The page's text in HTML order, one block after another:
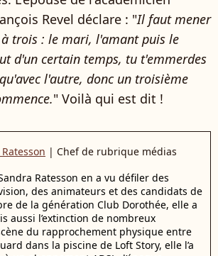
Revel déclare : "Il faut mener
trois : le mari, l'amant puis le
d'un certain temps, tu t'emmerdes
l'autre, donc un troisième
" Voilà qui est dit !
| Chef de rubrique médias
Ratesson en a vu défiler des
des animateurs et des candidats de
de la génération Club Dorothée, elle a
aussi l’extinction de nombreux
du rapprochement physique entre
dans la piscine de Loft Story, elle l’a